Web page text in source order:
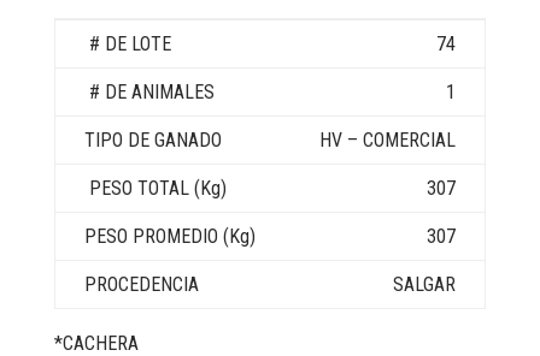
74
1
HV – COMERCIAL
307
307
SALGAR
*CACHERA